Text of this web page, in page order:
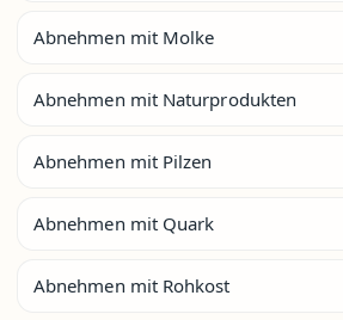
Abnehmen mit Molke
Abnehmen mit Naturprodukten
Abnehmen mit Pilzen
Abnehmen mit Quark
Abnehmen mit Rohkost